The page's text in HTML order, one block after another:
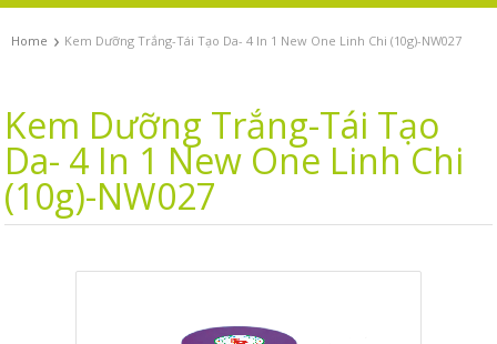
Home › Kem Dưỡng Trắng-Tái Tạo Da- 4 In 1 New One Linh Chi (10g)-NW027
Kem Dưỡng Trắng-Tái Tạo
Da- 4 In 1 New One Linh Chi
(10g)-NW027